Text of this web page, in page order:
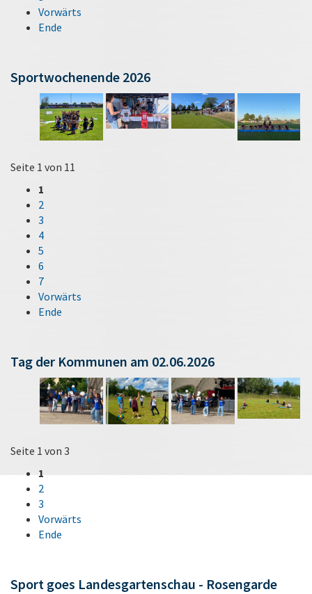
Vorwärts
Ende
Sportwochenende 2026
Seite 1 von 11
1
2
3
4
5
6
7
Vorwärts
Ende
Tag der Kommunen am 02.06.2026
Seite 1 von 3
1
2
3
Vorwärts
Ende
Sport goes Landesgartenschau - Rosengarde